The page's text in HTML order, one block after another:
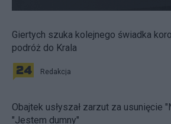
Giertych szuka kolejnego świadka
podróż do Krala
Redakcja
Obajtek usłyszał zarzut za usunięcie
"Jestem dumny"